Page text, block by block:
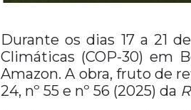
Durante os dias 17 a 21
Climáticas (COP-30) em
Amazon. A obra, fruto de
24, nº 55 e nº 56 (2025) da